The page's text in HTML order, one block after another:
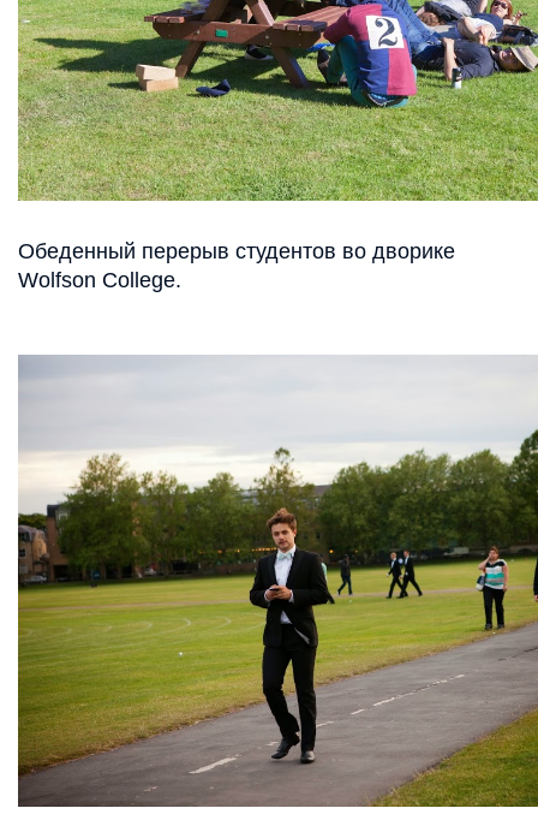
Обеденный перерыв студентов во дворике
Wolfson College.